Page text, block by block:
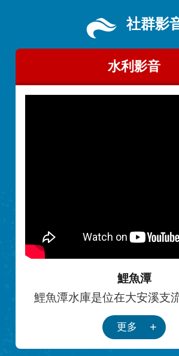
社群影
水利影音
鯉魚潭
鯉魚潭水庫是位在大安溪支
上，在山線縱貫鐵路東方約
水面積53.45平方公里，橫跨
與卓蘭三個鄉鎮。本水庫設
更多